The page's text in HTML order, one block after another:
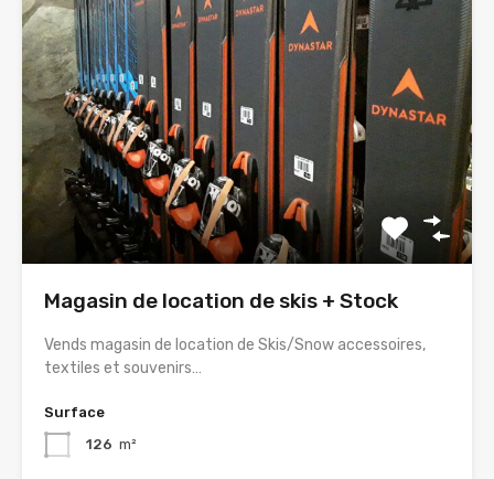
Magasin de location de skis + Stock
Vends magasin de location de Skis/Snow accessoires,
textiles et souvenirs…
Surface
126 m²